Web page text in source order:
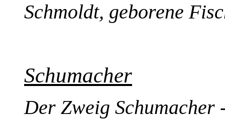
Schmoldt, geborene
Schumacher
Der Zweig Schumacher